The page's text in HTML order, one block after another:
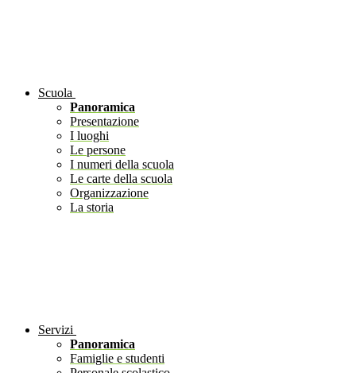
Scuola
Panoramica
Presentazione
I luoghi
Le persone
I numeri della scuola
Le carte della scuola
Organizzazione
La storia
Servizi
Panoramica
Famiglie e studenti